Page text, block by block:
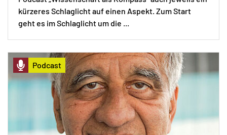
kürzeres Schlaglicht auf einen Aspekt. Zum Start
geht es im Schlaglicht um die ...
Podcast